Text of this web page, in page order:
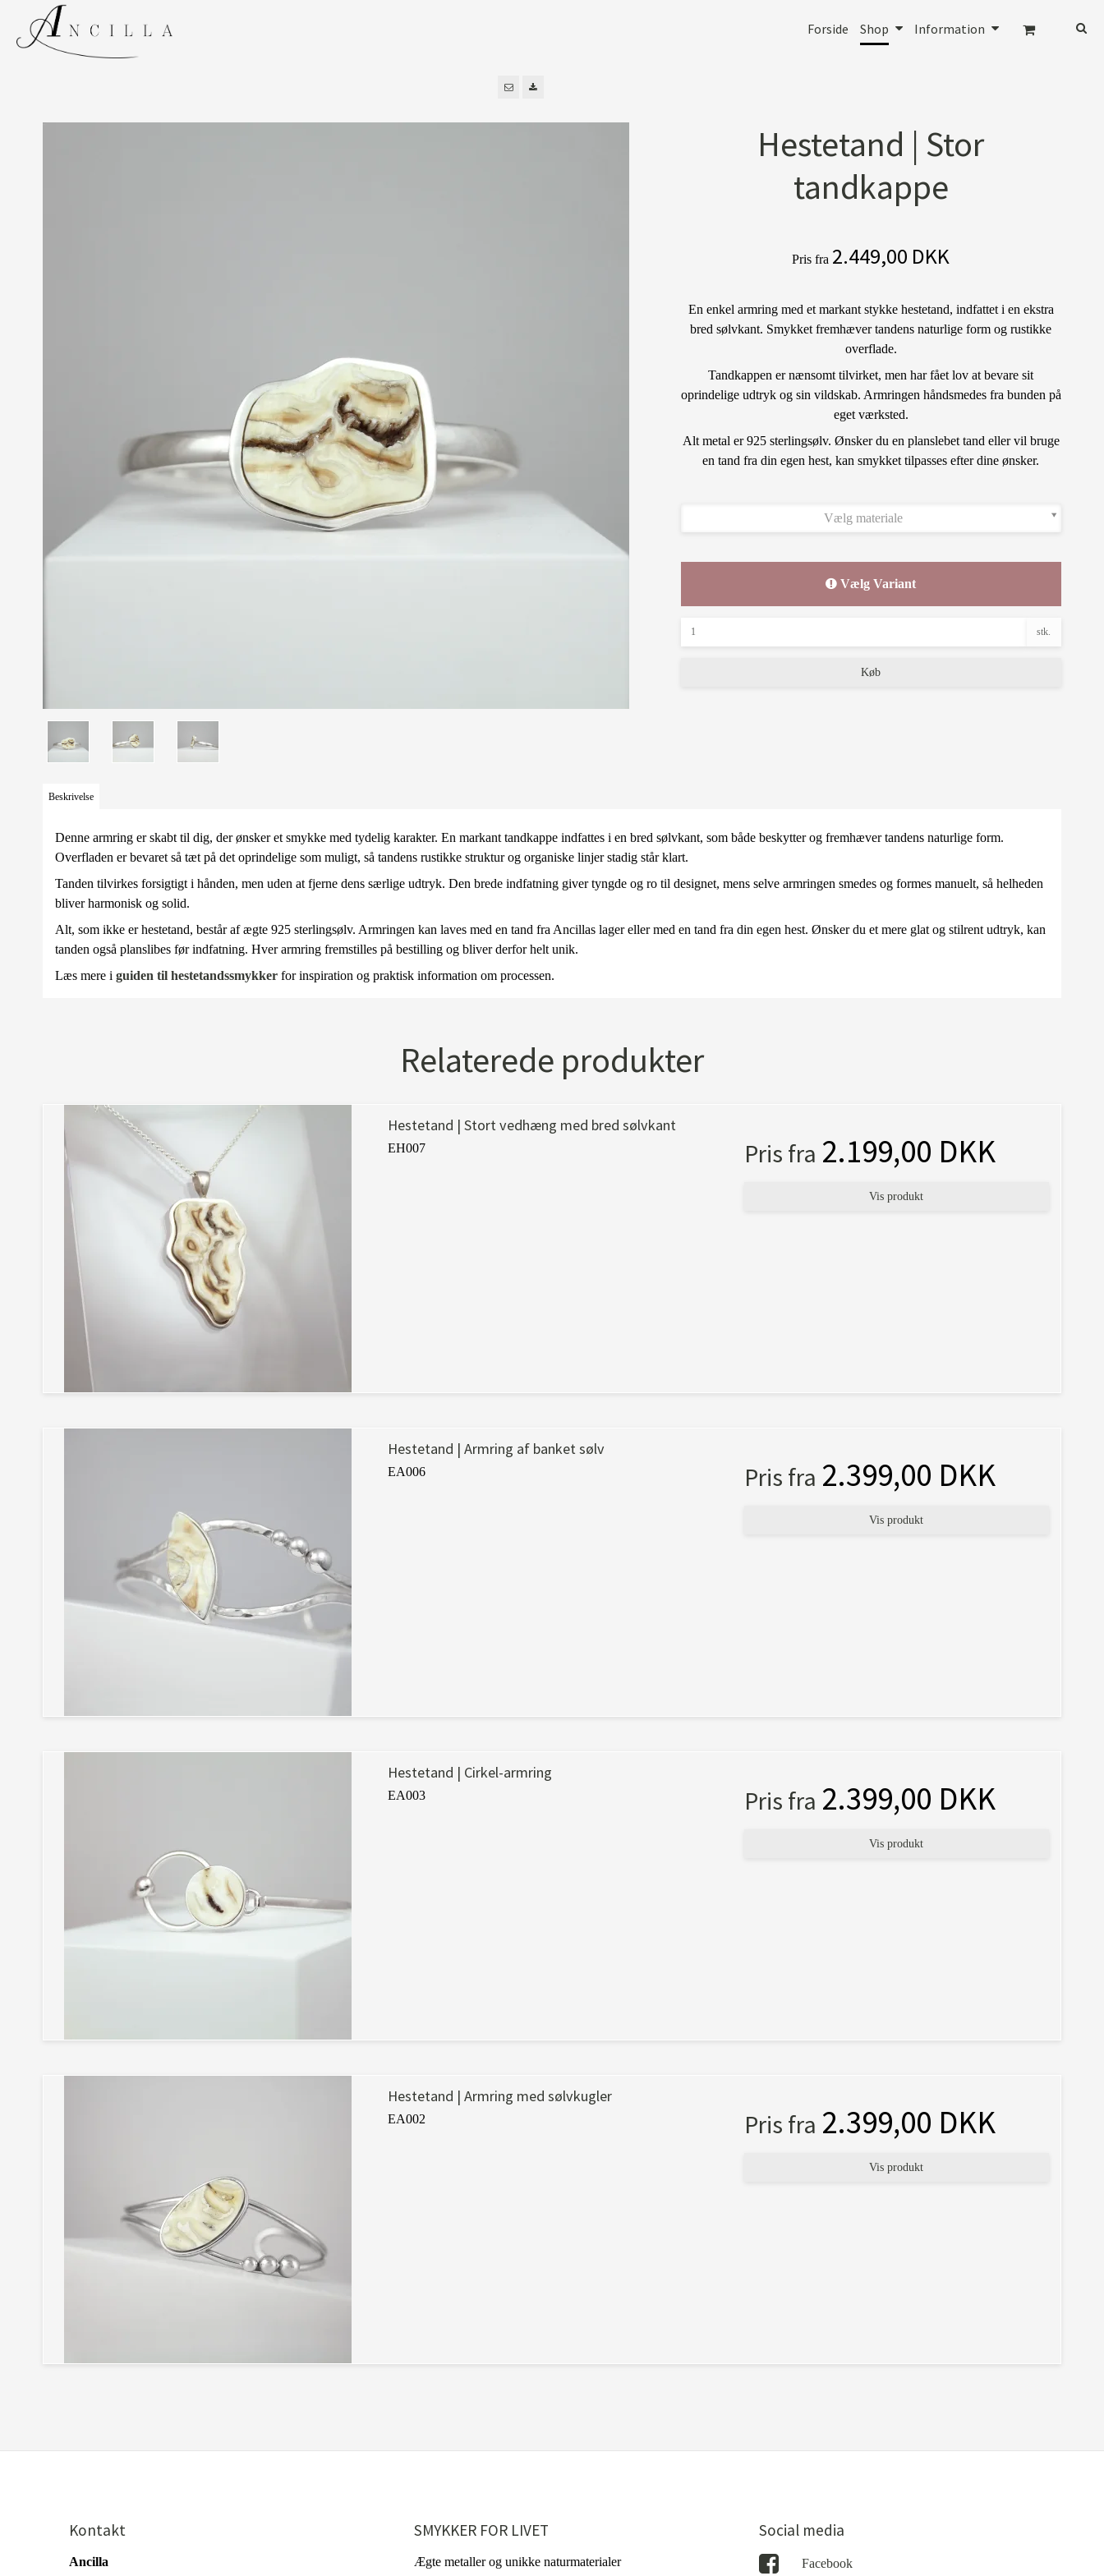
Forside Shop Information
Hestetand | Stor
tandkappe
Pris fra 2.449,00 DKK
En enkel armring med et markant stykke hestetand, indfattet i en ekstra
bred sølvkant. Smykket fremhæver tandens naturlige form og rustikke
overflade.
Tandkappen er nænsomt tilvirket, men har fået lov at bevare sit
oprindelige udtryk og sin vildskab. Armringen håndsmedes fra bunden på
eget værksted.
Alt metal er 925 sterlingsølv. Ønsker du en planslebet tand eller vil bruge
en tand fra din egen hest, kan smykket tilpasses efter dine ønsker.
Vælg materiale
Vælg Variant
stk.
Køb
Beskrivelse
Denne armring er skabt til dig, der ønsker et smykke med tydelig karakter. En markant tandkappe indfattes i en bred sølvkant, som både beskytter og fremhæver tandens naturlige form.
Overfladen er bevaret så tæt på det oprindelige som muligt, så tandens rustikke struktur og organiske linjer stadig står klart.
Tanden tilvirkes forsigtigt i hånden, men uden at fjerne dens særlige udtryk. Den brede indfatning giver tyngde og ro til designet, mens selve armringen smedes og formes manuelt, så helheden
bliver harmonisk og solid.
Alt, som ikke er hestetand, består af ægte 925 sterlingsølv. Armringen kan laves med en tand fra Ancillas lager eller med en tand fra din egen hest. Ønsker du et mere glat og stilrent udtryk, kan
tanden også planslibes før indfatning. Hver armring fremstilles på bestilling og bliver derfor helt unik.
Læs mere i guiden til hestetandssmykker for inspiration og praktisk information om processen.
Relaterede produkter
Hestetand | Stort vedhæng med bred sølvkant
EH007 Pris fra 2.199,00 DKK
Vis produkt
Hestetand | Armring af banket sølv
EA006 Pris fra 2.399,00 DKK
Vis produkt
Hestetand | Cirkel-armring
EA003 Pris fra 2.399,00 DKK
Vis produkt
Hestetand | Armring med sølvkugler
EA002 Pris fra 2.399,00 DKK
Vis produkt
Kontakt
Ancilla
SMYKKER FOR LIVET
Ægte metaller og unikke naturmaterialer
Social media
Facebook